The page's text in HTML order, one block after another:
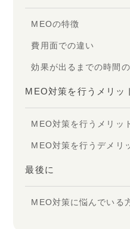
MEOの特徴
費用面での違い
効果が出るまでの時間
MEO対策を行うメリッ
MEO対策を行うメリッ
MEO対策を行うデメリ
最後に
MEO対策に悩んでいる